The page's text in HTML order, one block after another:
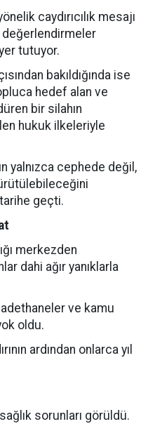
caydırıcılık mesajı
tutuyor.
bakıldığında ise
hedef alan ve
bir silahın
hukuk ilkeleriyle
yalnızca cephede değil,
geçti.
merkezden
dahi ağır yanıklarla
ve kamu
oldu.
ardından onlarca yıl
sorunları görüldü.